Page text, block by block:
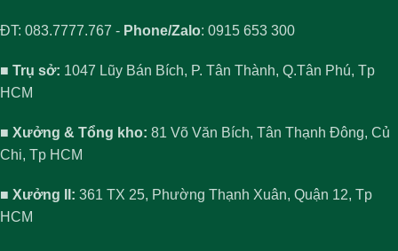
ĐT: 083.7777.767 - Phone/Zalo: 0915 653 300
■ Trụ sở: 1047 Lũy Bán Bích, P. Tân Thành, Q.Tân Phú, Tp
HCM
■ Xưởng & Tổng kho: 81 Võ Văn Bích, Tân Thạnh Đông, Củ
Chi, Tp HCM
■ Xưởng II: 361 TX 25, Phường Thạnh Xuân, Quận 12, Tp
HCM